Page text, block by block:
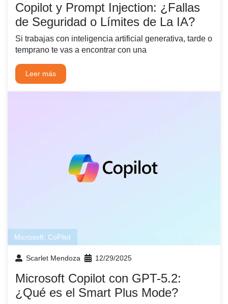
Copilot y Prompt Injection: ¿Fallas
de Seguridad o Límites de La IA?
Si trabajas con inteligencia artificial generativa, tarde o
temprano te vas a encontrar con una
Leer más
Microsoft CoPilot
Scarlet Mendoza 12/29/2025
Microsoft Copilot con GPT-5.2:
¿Qué es el Smart Plus Mode?